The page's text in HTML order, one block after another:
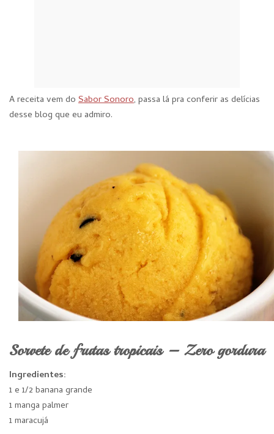
A receita vem do Sabor Sonoro, passa lá pra conferir as delícias
desse blog que eu admiro.
Sorvete de frutas tropicais – Zero gordura
Ingredientes:
1 e 1/2 banana grande
1 manga palmer
1 maracujá